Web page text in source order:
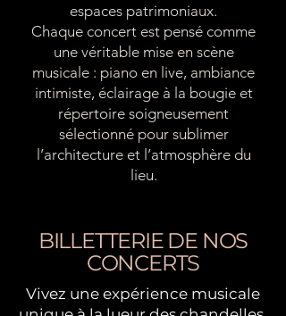
espaces patrimoniaux.
Chaque concert est pensé comme
une véritable mise en scène
musicale : piano en live, ambiance
intimiste, éclairage à la bougie et
répertoire soigneusement
sélectionné pour sublimer
l’architecture et l’atmosphère du
lieu.
BILLETTERIE DE NOS
CONCERTS
Vivez une expérience musicale